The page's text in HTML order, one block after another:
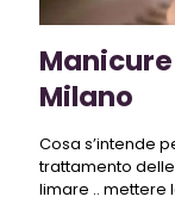
Milano
Cosa s’intende
trattamento
limare .. mettere